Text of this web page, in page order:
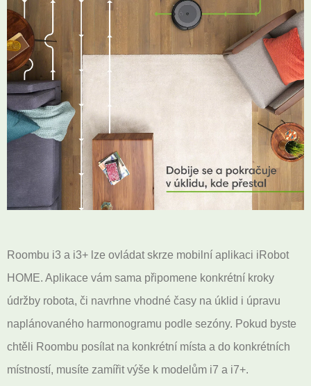
Roombu i3 a i3+ lze ovládat skrze mobilní aplikaci iRobot
HOME. Aplikace vám sama připomene konkrétní kroky
údržby robota, či navrhne vhodné časy na úklid i úpravu
naplánovaného harmonogramu podle sezóny. Pokud byste
chtěli Roombu posílat na konkrétní místa a do konkrétních
místností, musíte zamířit výše k modelům i7 a i7+.